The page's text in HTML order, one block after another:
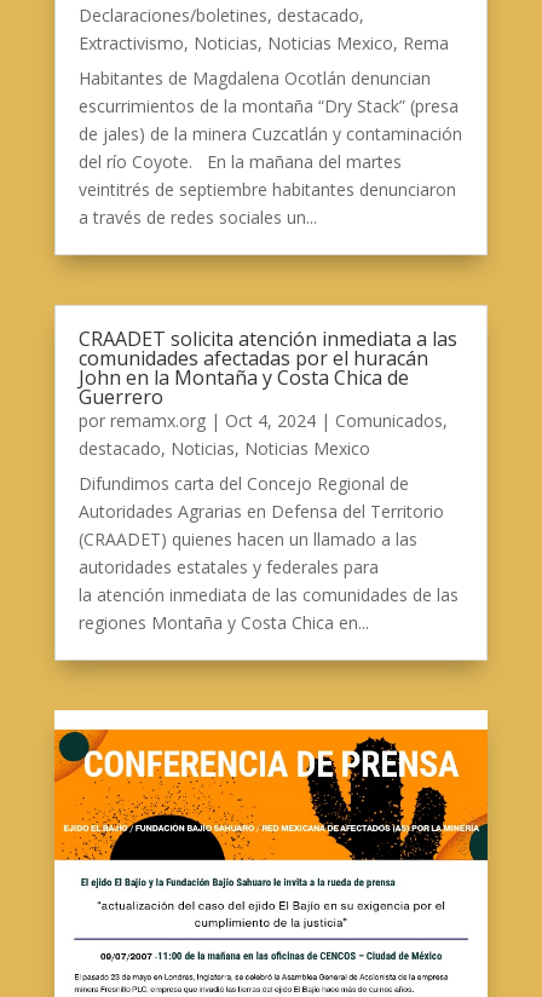
Declaraciones/boletines, destacado,
Extractivismo, Noticias, Noticias Mexico, Rema
Habitantes de Magdalena Ocotlán denuncian
escurrimientos de la montaña “Dry Stack” (presa
de jales) de la minera Cuzcatlán y contaminación
del río Coyote. En la mañana del martes
veintitrés de septiembre habitantes denunciaron
a través de redes sociales un...
CRAADET solicita atención inmediata a las
comunidades afectadas por el huracán
John en la Montaña y Costa Chica de
Guerrero
por remamx.org| Oct 4, 2024| Comunicados,
destacado, Noticias, Noticias Mexico
Difundimos carta del Concejo Regional de
Autoridades Agrarias en Defensa del Territorio
(CRAADET) quienes hacen un llamado a las
autoridades estatales y federales para
la atención inmediata de las comunidades de las
regiones Montaña y Costa Chica en...